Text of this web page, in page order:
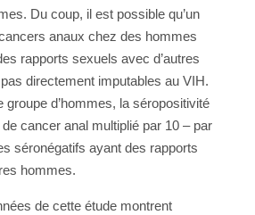
Du coup, il est possible qu’un
anaux chez des hommes
rapports sexuels avec d’autres
directement imputables au VIH.
groupe d’hommes, la séropositivité
cancer anal multiplié par 10 – par
séronégatifs ayant des rapports
hommes.
de cette étude montrent